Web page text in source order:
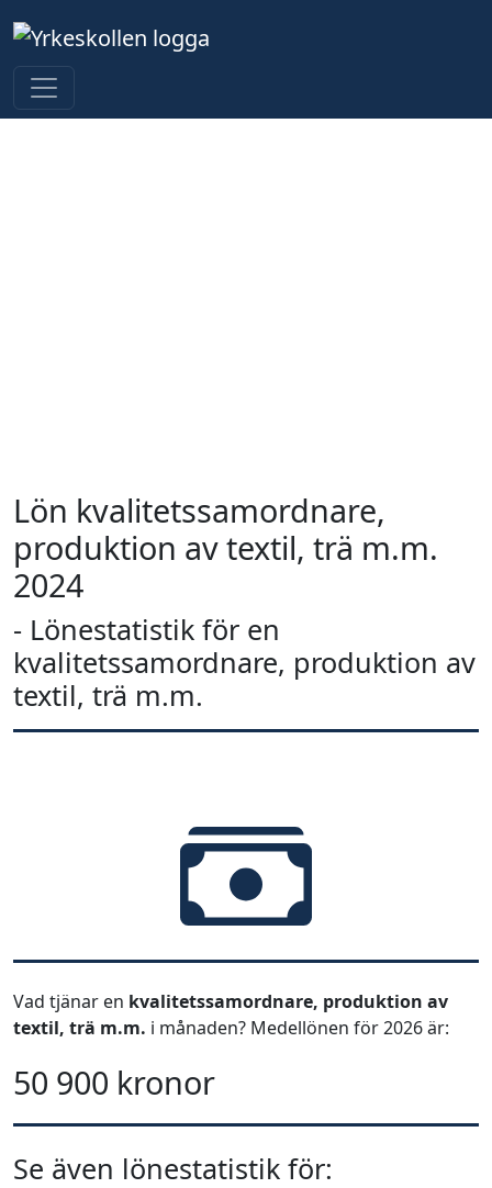
Lön kvalitetssamordnare,
produktion av textil, trä m.m.
2024
- Lönestatistik för en
kvalitetssamordnare, produktion av
textil, trä m.m.
Vad tjänar en kvalitetssamordnare, produktion av
textil, trä m.m. i månaden? Medellönen för 2026 är:
50 900 kronor
Se även lönestatistik för: